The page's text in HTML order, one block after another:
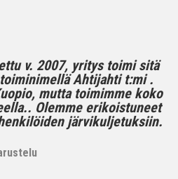
v. 2007, yritys toimi sitä
Ahtijahti t:mi .
mutta toimimme koko
Olemme erikoistuneet
järvikuljetuksiin.